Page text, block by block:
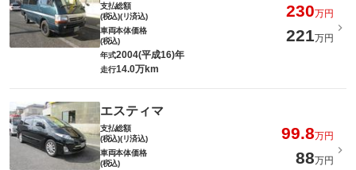
支払総額
(税込)(リ済込)
230万円
車両本体価格
(税込)
221万円
年式2004(平成16)年
走行14.0万km
エスティマ
支払総額
(税込)(リ済込)
99.8万円
車両本体価格
(税込)
88万円